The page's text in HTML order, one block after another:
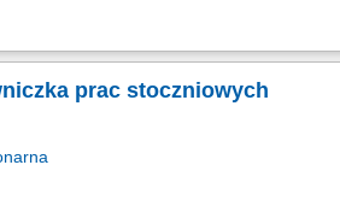
pracy; Nadzór nad realizacją prac w sieciach
prac stoczniowych